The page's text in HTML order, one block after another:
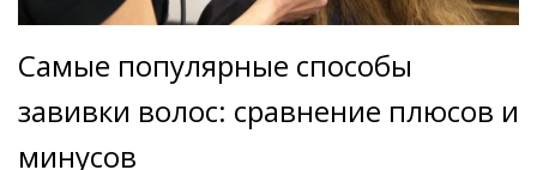
Самые популярные способы
завивки волос: сравнение плюсов и
минусов